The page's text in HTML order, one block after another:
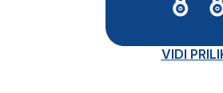
VIDI